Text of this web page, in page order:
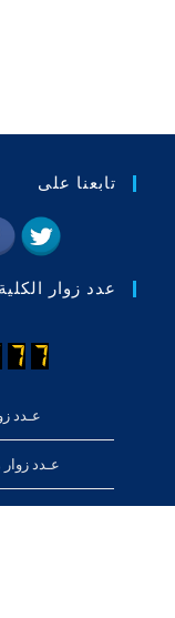
تابعنا على
عدد زوار الكلية
عـدد
عـدد زوار